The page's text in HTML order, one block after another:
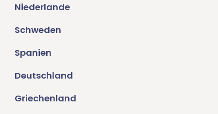
Niederlande
Schweden
Spanien
Deutschland
Griechenland